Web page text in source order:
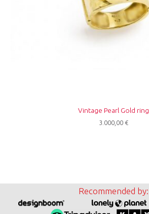
Vintage Pearl Gold ring
3.000,00 €
Recommended by: